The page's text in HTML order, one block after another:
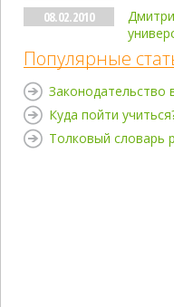
08.02.2010
Популярные
Законодательство
Куда пойти
Толковый словарь